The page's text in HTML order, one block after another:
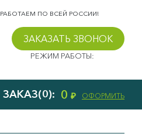
РАБОТАЕМ ПО ВСЕЙ РОССИИ!
ЗАКАЗАТЬ ЗВОНОК
РЕЖИМ РАБОТЫ:
ЗАКАЗ(0): 0 ₽ ОФОРМИТЬ